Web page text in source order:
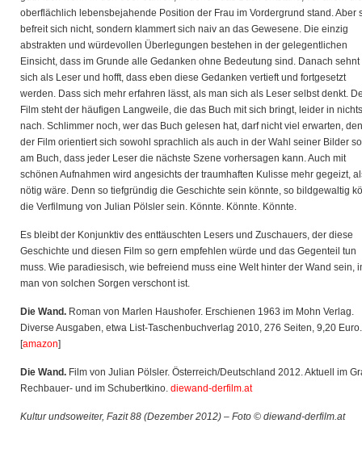
oberflächlich lebensbejahende Position der Frau im Vordergrund stand. Aber
befreit sich nicht, sondern klammert sich naiv an das Gewesene. Die einzig
abstrakten und würdevollen Überlegungen bestehen in der gelegentlichen
Einsicht, dass im Grunde alle Gedanken ohne Bedeutung sind. Danach sehnt
sich als Leser und hofft, dass eben diese Gedanken vertieft und fortgesetzt
werden. Dass sich mehr erfahren lässt, als man sich als Leser selbst denkt.
Film steht der häufigen Langweile, die das Buch mit sich bringt, leider in nichts
nach. Schlimmer noch, wer das Buch gelesen hat, darf nicht viel erwarten,
der Film orientiert sich sowohl sprachlich als auch in der Wahl seiner Bilder
am Buch, dass jeder Leser die nächste Szene vorhersagen kann. Auch mit
schönen Aufnahmen wird angesichts der traumhaften Kulisse mehr gegeizt,
nötig wäre. Denn so tiefgründig die Geschichte sein könnte, so bildgewaltig
die Verfilmung von Julian Pölsler sein. Könnte. Könnte. Könnte.
Es bleibt der Konjunktiv des enttäuschten Lesers und Zuschauers, der diese
Geschichte und diesen Film so gern empfehlen würde und das Gegenteil tun
muss. Wie paradiesisch, wie befreiend muss eine Welt hinter der Wand sein,
man von solchen Sorgen verschont ist.
Die Wand. Roman von Marlen Haushofer. Erschienen 1963 im Mohn Verlag.
Diverse Ausgaben, etwa List-Taschenbuchverlag 2010, 276 Seiten, 9,20 Euro.
[amazon]
Die Wand. Film von Julian Pölsler. Österreich/Deutschland 2012. Aktuell im
Rechbauer- und im Schubertkino. diewand-derfilm.at
Kultur undsoweiter, Fazit 88 (Dezember 2012) – Foto © diewand-derfilm.at